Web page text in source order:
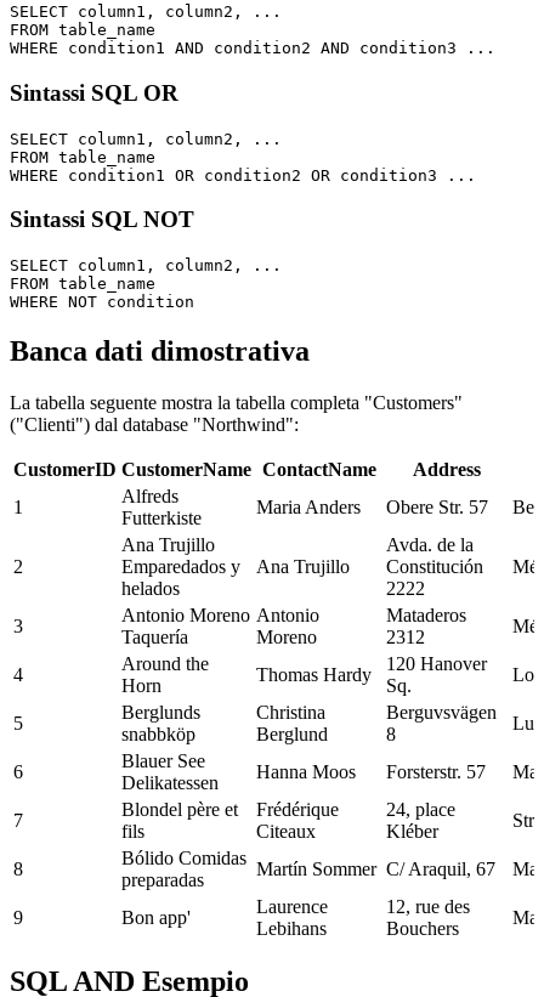
SELECT column1, column2, ...
FROM table_name
Sintassi SQL OR
SELECT column1, column2, ...
FROM table_name
Sintassi SQL NOT
SELECT column1, column2, ...
FROM table_name
Banca dati dimostrativa
La tabella seguente mostra la tabella completa "Customers"
("Clienti") dal database "Northwind":
CustomerID CustomerName ContactName
Address
1
Alfreds
Futterkiste
Maria Anders Obere Str. 57
2
Ana Trujillo
Emparedados y
helados
Ana Trujillo
Avda. de la
Constitución
2222
3
Antonio Moreno
Taquería
Antonio
Moreno
Mataderos
2312
4
Around the
Horn
Thomas Hardy
120 Hanover
Sq.
5
Berglunds
snabbköp
Christina
Berglund
Berguvsvägen
8
6
Blauer See
Delikatessen
Hanna Moos Forsterstr. 57
7
Blondel père et
fils
Frédérique
Citeaux
24, place
Kléber
8
Bólido Comidas
preparadas
Martín Sommer C/ Araquil, 67
9 Bon app'
Laurence
Lebihans
12, rue des
Bouchers
Marketse
SQL AND Esempio